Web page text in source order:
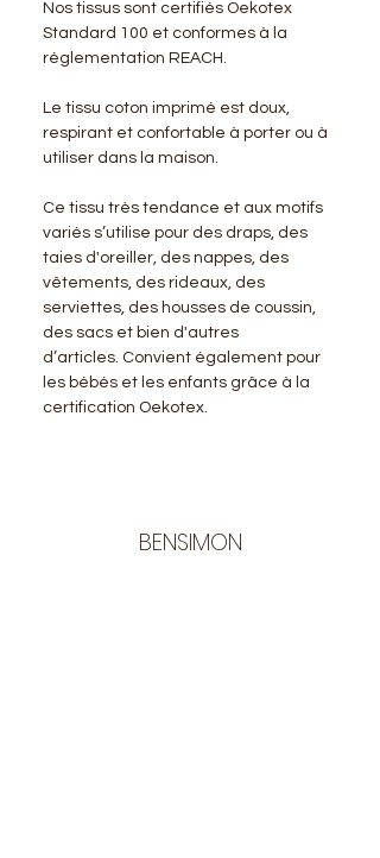
Nos tissus sont certifiés Oekotex
Standard 100 et conformes à la
réglementation REACH.
Le tissu coton imprimé est doux,
respirant et confortable à porter ou à
utiliser dans la maison.
Ce tissu très tendance et aux motifs
variés s’utilise pour des draps, des
taies d'oreiller, des nappes, des
vêtements, des rideaux, des
serviettes, des housses de coussin,
des sacs et bien d'autres
d’articles. Convient également pour
les bébés et les enfants grâce à la
certification Oekotex.
BENSIMON